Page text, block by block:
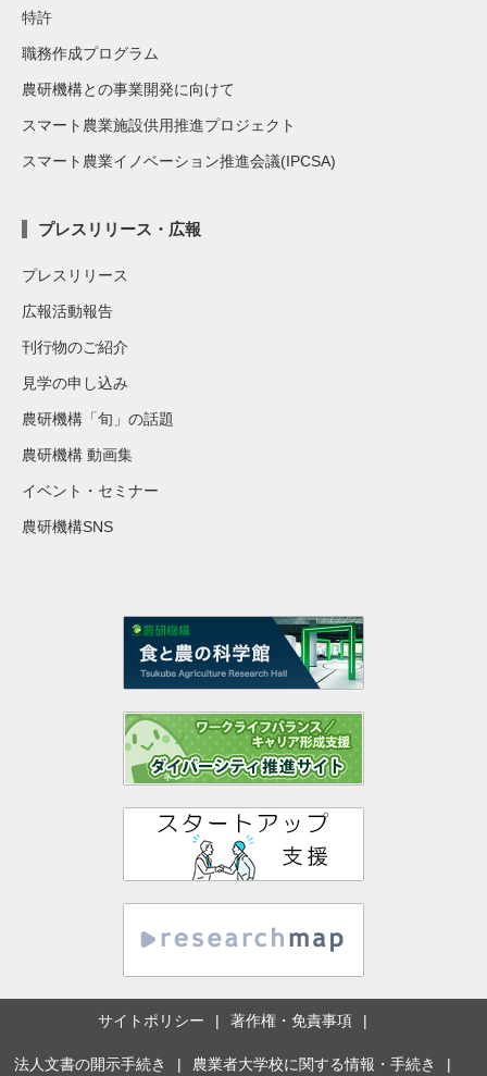
特許
職務作成プログラム
農研機構との事業開発に向けて
スマート農業施設供用推進プロジェクト
スマート農業イノベーション推進会議(IPCSA)
プレスリリース・広報
プレスリリース
広報活動報告
刊行物のご紹介
見学の申し込み
農研機構「旬」の話題
農研機構 動画集
イベント・セミナー
農研機構SNS
サイトポリシー 著作権・免責事項
法人文書の開示手続き 農業者大学校に関する情報・手続き